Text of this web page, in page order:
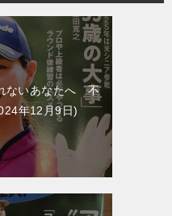
ないあなたへ 不
年12月9日